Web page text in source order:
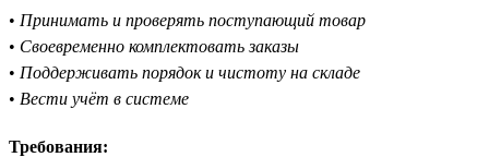
• Принимать и проверять поступающий товар
• Своевременно комплектовать заказы
• Поддерживать порядок и чистоту на складе
• Вести учёт в системе
Требования: